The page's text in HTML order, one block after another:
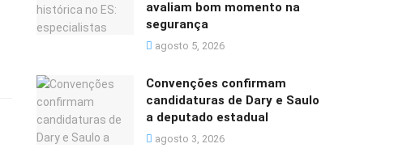
avaliam bom momento na
segurança
agosto 5, 2026
Convenções confirmam
candidaturas de Dary e Saulo
a deputado estadual
agosto 3, 2026